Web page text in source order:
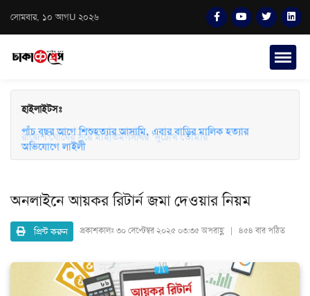
সোমবার, ১০ আগU ২০২৬
হাইলাইটসঃ
পাঁচ বছর আগে শিশুহত্যার আসামি, এবার বাড়ির মালিক হত্যার
অভিযোগে লাইলী
অনলাইনে আয়কর রিটার্ন জমা দেওয়ার নিয়ম
প্রিন্ট করুন প্রকাশকালঃ ৩০ সেপ্টেম্বর ২০২৫ ০৩:৩৫ অপরাহ্ণ | ৪৫৪ বার পঠিত